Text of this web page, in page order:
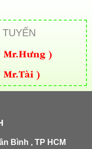
Mr.Hưng )
)
Bình , TP HCM